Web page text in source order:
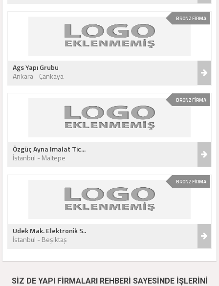
BRONZ FİRMA
Ags Yapı Grubu
Ankara - Çankaya
BRONZ FİRMA
Özgüç Ayna Imalat Tic...
İstanbul - Maltepe
BRONZ FİRMA
Udek Mak. Elektronik S..
İstanbul - Beşiktaş
SİZ DE YAPI FİRMALARI REHBERİ SAYESİNDE İŞLERİNİ